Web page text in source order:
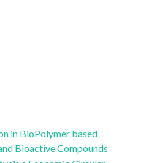
in BioPolymer based
Bioactive Compounds